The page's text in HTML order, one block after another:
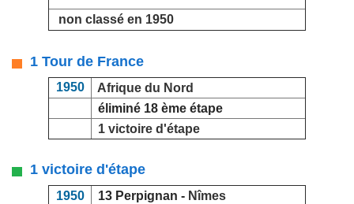
non classé en 1950
1 Tour de France
1950
Afrique du Nord
éliminé 18 ème étape
1 victoire d'étape
1 victoire d'étape
1950 13 Perpignan - Nîmes